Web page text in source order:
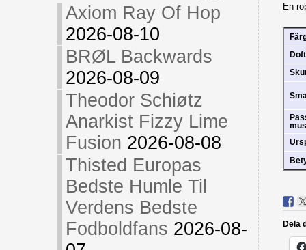
Axiom Ray Of Hop
2026-08-10
BRØL Backwards
2026-08-09
Theodor Schiøtz
Anarkist Fizzy Lime
Fusion 2026-08-08
Thisted Europas
Bedste Humle Til
Verdens Bedste
Fodboldfans 2026-08-
En
Doft
Dela